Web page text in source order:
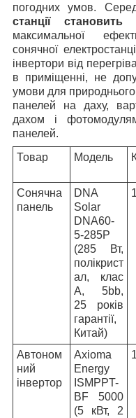
погодних умов.
станції
максимальної
сонячної
інвертори від
в приміщенні, не
умови для
панелей на даху,
дахом і
панелей.
Товар
Модель
Сонячна
панель
DNA
Solar
DNA60-
5-285P
(285 Вт,
полікрист
ал, клас
А, 5bb,
25 років
гарантії,
Китай)
Автоном
ний
інвертор
Axioma
Energy
ISMPPT-
BF 5000
(5 кВт, 2